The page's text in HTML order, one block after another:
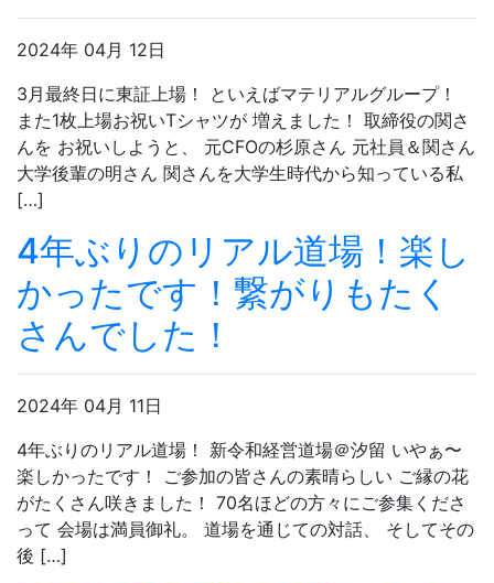
2024年 04月 12日
3月最終日に東証上場！ といえばマテリアルグループ！
また1枚上場お祝いTシャツが 増えました！ 取締役の関さ
んを お祝いしようと、 元CFOの杉原さん 元社員＆関さん
大学後輩の明さん 関さんを大学生時代から知っている私
[…]
4年ぶりのリアル道場！楽し
かったです！繋がりもたく
さんでした！
2024年 04月 11日
4年ぶりのリアル道場！ 新令和経営道場＠汐留 いやぁ〜
楽しかったです！ ご参加の皆さんの素晴らしい ご縁の花
がたくさん咲きました！ 70名ほどの方々にご参集くださ
って 会場は満員御礼。 道場を通じての対話、 そしてその
後 […]